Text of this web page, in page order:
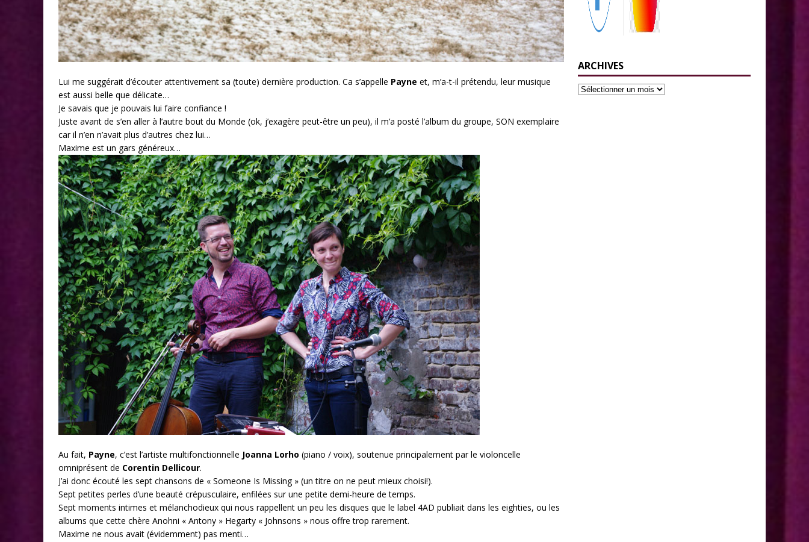
Lui me suggérait d’écouter attentivement sa (toute) dernière production. Ca s’appelle Payne et, m’a-t-il prétendu, leur musique
est aussi belle que délicate…
Je savais que je pouvais lui faire confiance !
Juste avant de s’en aller à l’autre bout du Monde (ok, j’exagère peut-être un peu), il m’a posté l’album du groupe, SON exemplaire
car il n’en n’avait plus d’autres chez lui…
Maxime est un gars généreux…
Au fait, Payne, c’est l’artiste multifonctionnelle Joanna Lorho (piano / voix), soutenue principalement par le violoncelle
omniprésent de Corentin Dellicour.
J’ai donc écouté les sept chansons de « Someone Is Missing » (un titre on ne peut mieux choisi!).
Sept petites perles d’une beauté crépusculaire, enfilées sur une petite demi-heure de temps.
Sept moments intimes et mélanchodieux qui nous rappellent un peu les disques que le label 4AD publiait dans les eighties, ou les
albums que cette chère Anohni « Antony » Hegarty « Johnsons » nous offre trop rarement.
Maxime ne nous avait (évidemment) pas menti…
ARCHIVES